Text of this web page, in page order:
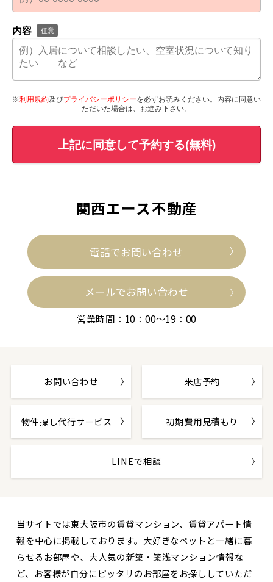
内容 任意
※利用規約及びプライバシーポリシーを必ずお読みください。内容に同意い
ただいた場合は、お進み下さい。
上記に同意して予約する(無料)
関西エース不動産
電話でお問い合わせ
メールでお問い合わせ
営業時間：10：00～19：00
お問い合わせ 来店予約
物件探し代行サービス 初期費用見積もり
LINEで相談
当サイトでは東大阪市の賃貸マンション、賃貸アパート情
報を中心に掲載しております。大好きなペットと一緒に暮
らせるお部屋や、大人気の新築・築浅マンション情報な
ど、お客様が自分にピッタリのお部屋をお探ししていただ